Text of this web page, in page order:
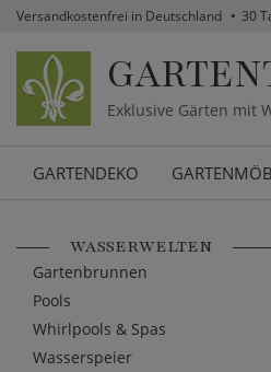
Versandkostenfrei in Deutschland 30
Exklusive Gärten mit
GARTENDEKO
WASSERWELTEN
Gartenbrunnen
Pools
Whirlpools & Spas
Wasserspeier